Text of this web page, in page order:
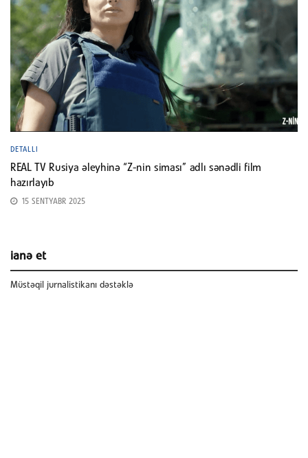
DETALLI
REAL TV Rusiya əleyhinə “Z-nin siması” adlı sənədli film
hazırlayıb
15 SENTYABR 2025
ianə et
Müstəqil jurnalistikanı dəstəklə